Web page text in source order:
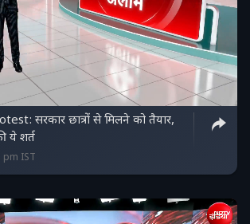
सरकार छात्रों से मिलने को तैयार,
ये शर्त
pm IST